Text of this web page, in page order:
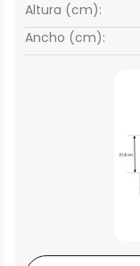
Ancho (cm):
Altura (cm):